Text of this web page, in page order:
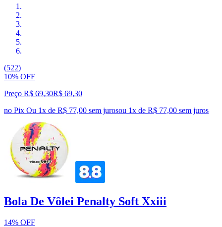
(522)
10% OFF
Preço R$ 69,30R$ 69,30
no Pix Ou 1x de R$ 77,00 sem jurosou 1x de R$ 77,00 sem juros
Bola De Vôlei Penalty Soft Xxiii
14% OFF